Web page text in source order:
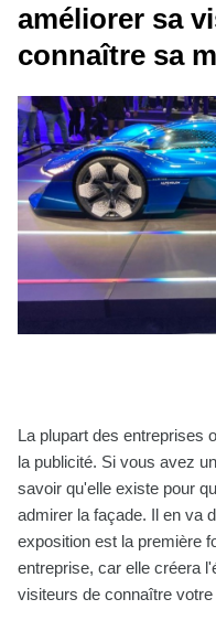
améliorer sa
connaître sa
La plupart des entreprises
la publicité. Si vous avez
savoir qu'elle existe pour
admirer la façade. Il en va
exposition est la première
entreprise, car elle créera
visiteurs de connaître votre